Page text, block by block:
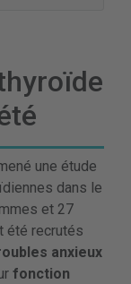
une étude
dans le
et 27
été recrutés
anxieux
fonction